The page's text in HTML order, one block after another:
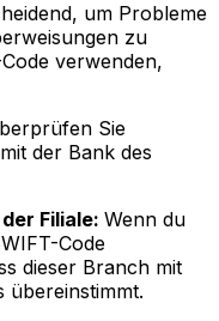
um Probleme
zu
verwenden,
Sie
der Bank des
Filiale: Wenn du
Code
dieser Branch mit
übereinstimmt.